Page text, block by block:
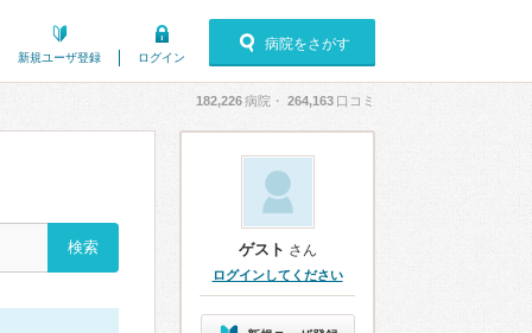
新規ユーザ登録 ログイン
病院をさがす
182,226病院・ 264,163 口コミ
ゲスト さん
ログインしてください